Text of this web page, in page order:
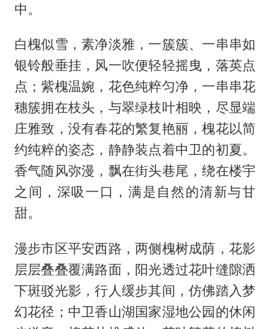
中。
白槐似雪，素净淡雅，一簇簇、一串串如
银铃般垂挂，风一吹便轻轻摇曳，落英点
点；紫槐温婉，花色纯粹匀净，一串串花
穗簇拥在枝头，与翠绿枝叶相映，尽显端
庄雅致，没有春花的繁复艳丽，槐花以简
约纯粹的姿态，静静装点着中卫的初夏。
香气随风弥漫，飘在街头巷尾，绕在楼宇
之间，深吸一口，满是自然的清新与甘
甜。
漫步市区平安西路，两侧槐树成荫，花影
层层叠叠覆满路面，阳光透过花叶缝隙洒
下斑驳光影，行人缓步其间，仿佛踏入梦
幻花径；中卫香山湖国家湿地公园的休闲